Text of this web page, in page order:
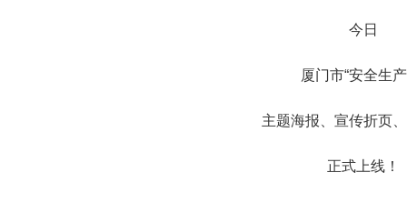
今日
厦门市“安全生
主题海报、宣传折页
正式上线！